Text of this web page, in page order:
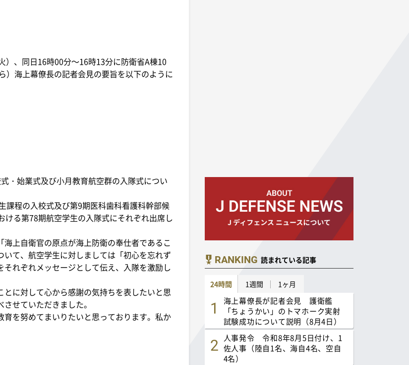
、同日16時00分～16時13分に防衛省A棟10
）海上幕僚長の記者会見の要旨を以下のように
・始業式及び小月教育航空群の入隊式につい
程の入校式及び第9期医科歯科看護科幹部候
る第78期航空学生の入隊式にそれぞれ出席し
上自衛官の原点が海上防衛の奉仕者であるこ
て、航空学生に対しましては「初心を忘れず
れぞれメッセージとして伝え、入隊を激励し
に対して心から感謝の気持ちを表したいと思
せていただきました。
を努めてまいりたいと思っております。私か
RANKING 読まれている記事
24時間 1週間 1ヶ月
海上幕僚長が記者会見 護衛艦
「ちょうかい」のトマホーク実射
試験成功について説明（8月4日）
人事発令 令和8年8月5日付け、1
佐人事（陸自1名、海自4名、空自
4名）